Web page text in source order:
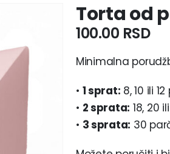
Torta od
100.00 RSD
Minimalna
• 1 sprat: 8, 10 ili
• 2 sprata: 18, 20
• 3 sprata: 30